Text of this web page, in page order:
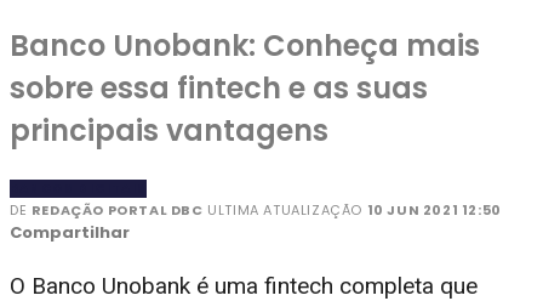
Banco Unobank: Conheça mais
sobre essa fintech e as suas
principais vantagens
DE REDAÇÃO PORTAL DBC ULTIMA ATUALIZAÇÃO 10 JUN 2021 12:50
Compartilhar
O Banco Unobank é uma fintech completa que